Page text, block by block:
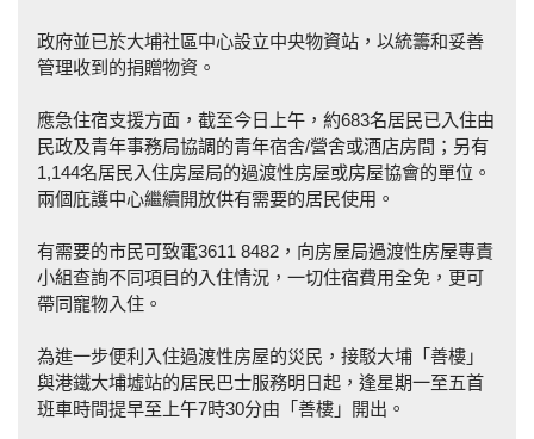
政府並已於大埔社區中心設立中央物資站，以統籌和妥善
管理收到的捐贈物資。
應急住宿支援方面，截至今日上午，約683名居民已入住由
民政及青年事務局協調的青年宿舍/營舍或酒店房間；另有
1,144名居民入住房屋局的過渡性房屋或房屋協會的單位。
兩個庇護中心繼續開放供有需要的居民使用。
有需要的市民可致電3611 8482，向房屋局過渡性房屋專責
小組查詢不同項目的入住情況，一切住宿費用全免，更可
帶同寵物入住。
為進一步便利入住過渡性房屋的災民，接駁大埔「善樓」
與港鐵大埔墟站的居民巴士服務明日起，逢星期一至五首
班車時間提早至上午7時30分由「善樓」開出。